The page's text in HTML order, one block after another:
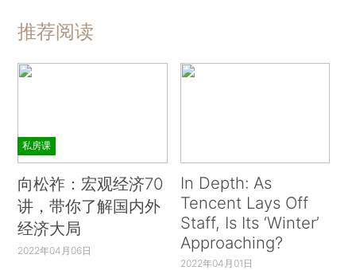
推荐阅读
私房课
向松祚：宏观经济70
讲，带你了解国内外
经济大局
2022年04月06日
In Depth: As
Tencent Lays Off
Staff, Is Its ‘Winter’
Approaching?
2022年04月01日